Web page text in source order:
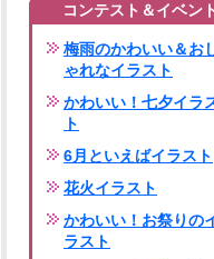
コンテスト＆イベント
梅雨のかわいい＆お
ゃれなイラスト
かわいい！七夕イラ
ト
6月といえばイラスト
花火イラスト
かわいい！お祭りの
ラスト